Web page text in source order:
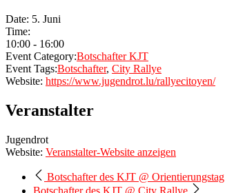
Date: 5. Juni
Time:
10:00 - 16:00
Event Category:Botschafter KJT
Event Tags:Botschafter, City Rallye
Website: https://www.jugendrot.lu/rallyecitoyen/
Veranstalter
Jugendrot
Website: Veranstalter-Website anzeigen
Botschafter des KJT @ Orientierungstag